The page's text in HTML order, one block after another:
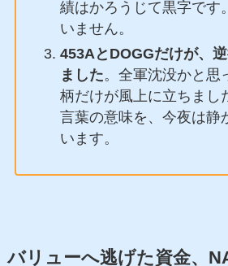
績はかろうじて黒字です
いません。
453AとDOGGだけが、
ました。全軍沈没かと思
柄だけが風上に立ちまし
言葉の意味を、今夜は静
います。
バリューへ逃げた資金、